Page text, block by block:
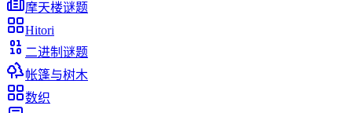
摩天楼谜题
Hitori
二进制谜题
帐篷与树木
数织